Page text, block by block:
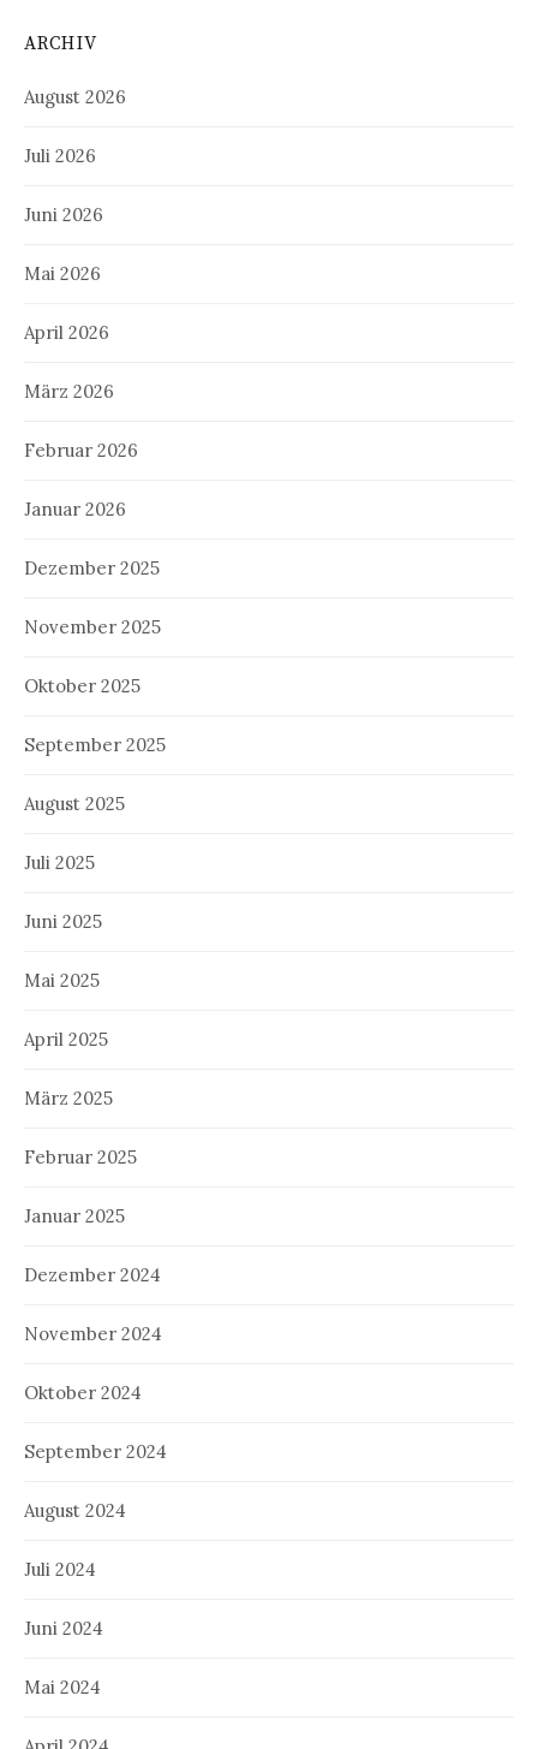
ARCHIV
August 2026
Juli 2026
Juni 2026
Mai 2026
April 2026
März 2026
Februar 2026
Januar 2026
Dezember 2025
November 2025
Oktober 2025
September 2025
August 2025
Juli 2025
Juni 2025
Mai 2025
April 2025
März 2025
Februar 2025
Januar 2025
Dezember 2024
November 2024
Oktober 2024
September 2024
August 2024
Juli 2024
Juni 2024
Mai 2024